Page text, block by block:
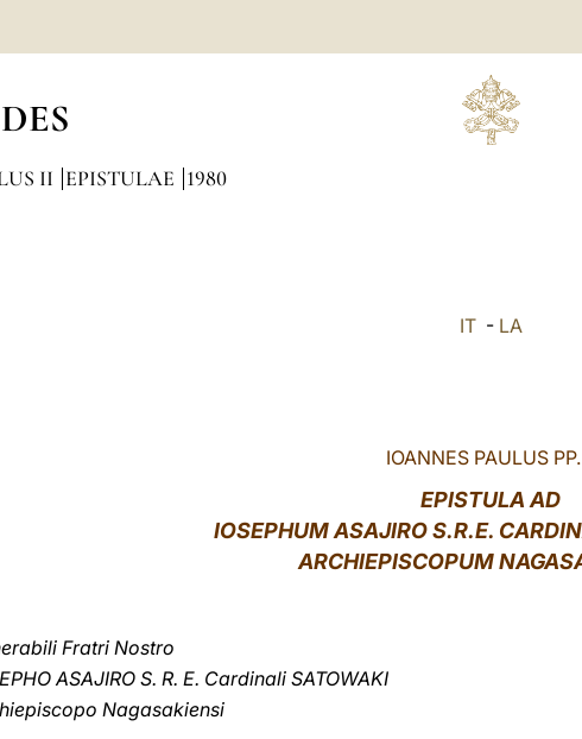
II EPISTULAE 1980
IT- LA
IOANNES PAULUS
EPISTULA AD
IOSEPHUM ASAJIRO S.R.E.
ARCHIEPISCOPUM
Fratri Nostro
ASAJIRO S. R. E. Cardinali SATOWAKI
Nagasakiensi